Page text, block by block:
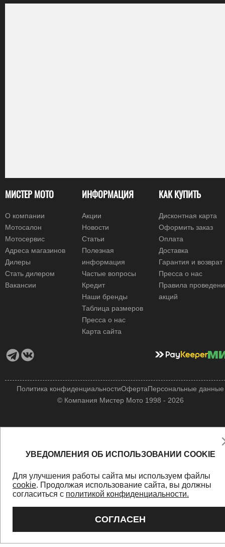
МИСТЕР МОТО
О компании
Мотосалон
Мотосервис
Адреса магазинов
Дилеры
Стать дилером
Вакансии
ИНФОРМАЦИЯ
Акции
Новости
Статьи
Полезная
информация
Частые вопросы
Кредит
Наши бренды
Таблица размеров
Пресса о нас
Карта сайта
КАК КУПИТЬ
Дисконтная карта
Оформить заказ
Оплата
Доставка
Гарантия и возврат
Пресса о нас
Правила
акций
© Компания Мистер Мото 1998 - 2026
Политика конфиденциальностиОфертаПерсональные данные
УВЕДОМЛЕНИЯ ОБ ИСПОЛЬЗОВАНИИ COOKIE
Для улучшения работы сайта мы используем файлы
cookie. Продолжая использование сайта, вы должны
согласиться с политикой конфиденциальности.
СОГЛАСЕН